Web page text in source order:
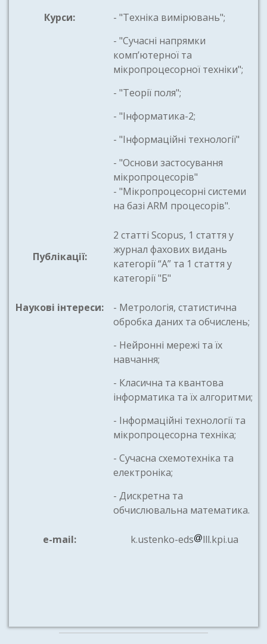
Курси:
- "Техніка вимірювань";
- "Сучасні напрямки
комп’ютерної та
мікропроцесорної техніки";
- "Теорії поля";
- "Інформатика-2;
- "Інформаційні технології"
- "Основи застосування
мікропроцесорів"
- "Мікропроцесорні системи
на базі ARM процесорів".
Публікації:
2 статті Scopus, 1 стаття у
журнал фахових видань
категорії “А” та 1 стаття у
категорії "Б"
Наукові інтереси:
- Метрологія, статистична
обробка даних та обчислень;
- Нейронні мережі та їх
навчання;
- Класична та квантова
інформатика та їх алгоритми;
- Інформаційні технології та
мікропроцесорна техніка;
- Сучасна схемотехніка та
електроніка;
- Дискретна та
обчислювальна математика.
e-mail: k.ustenko-eds lll.kpi.ua